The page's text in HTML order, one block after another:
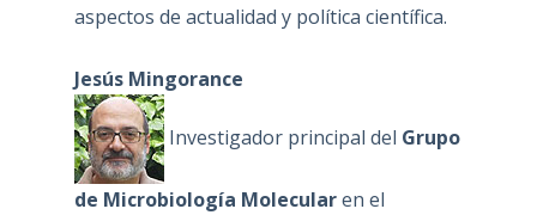
aspectos de actualidad y política científica.
Jesús Mingorance
Investigador principal del Grupo
de Microbiología Molecularen el